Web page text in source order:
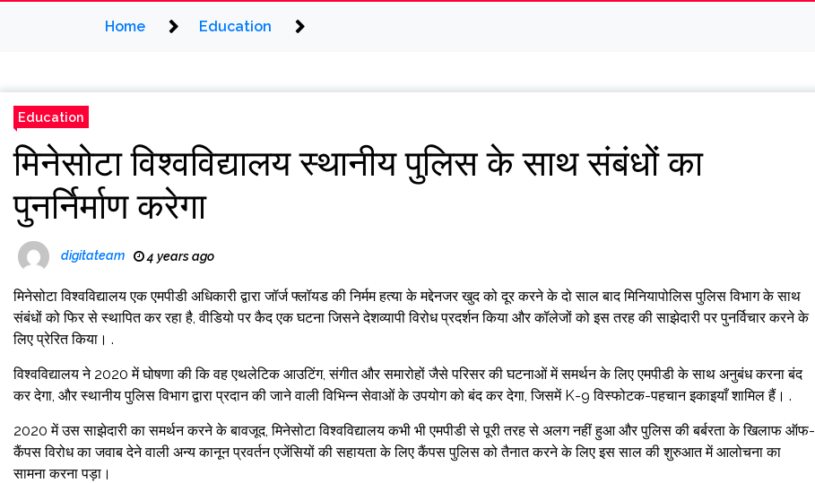
Home Education
Education
मिनेसोटा विश्वविद्यालय स्थानीय पुलिस के साथ संबंधों का
पुनर्निर्माण करेगा
digitateam 4 years ago
मिनेसोटा विश्वविद्यालय एक एमपीडी अधिकारी द्वारा जॉर्ज फ्लॉयड की निर्मम हत्या के मद्देनजर खुद को दूर करने के दो साल बाद मिनियापोलिस पुलिस विभाग के साथ
संबंधों को फिर से स्थापित कर रहा है, वीडियो पर कैद एक घटना जिसने देशव्यापी विरोध प्रदर्शन किया और कॉलेजों को इस तरह की साझेदारी पर पुनर्विचार करने के
लिए प्रेरित किया। .
विश्वविद्यालय ने 2020 में घोषणा की कि वह एथलेटिक आउटिंग, संगीत और समारोहों जैसे परिसर की घटनाओं में समर्थन के लिए एमपीडी के साथ अनुबंध करना बंद
कर देगा, और स्थानीय पुलिस विभाग द्वारा प्रदान की जाने वाली विभिन्न सेवाओं के उपयोग को बंद कर देगा, जिसमें K-9 विस्फोटक-पहचान इकाइयाँ शामिल हैं। .
2020 में उस साझेदारी का समर्थन करने के बावजूद, मिनेसोटा विश्वविद्यालय कभी भी एमपीडी से पूरी तरह से अलग नहीं हुआ और पुलिस की बर्बरता के खिलाफ ऑफ-
कैंपस विरोध का जवाब देने वाली अन्य कानून प्रवर्तन एजेंसियों की सहायता के लिए कैंपस पुलिस को तैनात करने के लिए इस साल की शुरुआत में आलोचना का
सामना करना पड़ा।